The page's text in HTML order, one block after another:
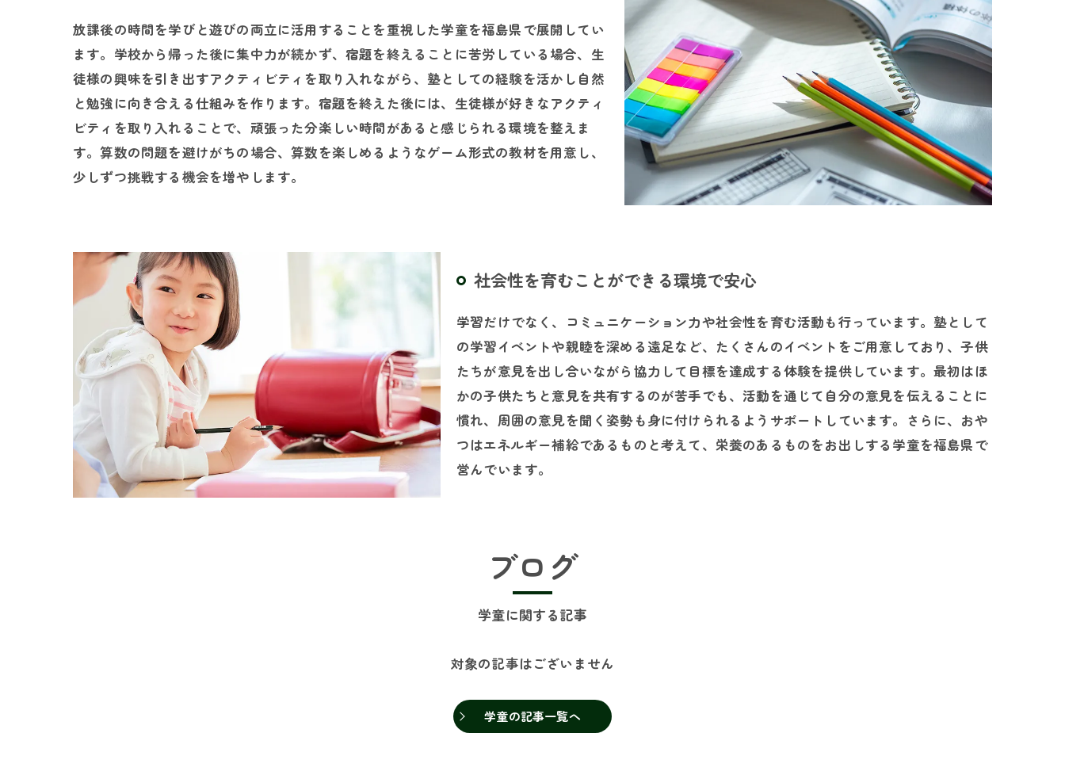
放課後の時間を学びと遊びの両立に活用することを重視した学童を福島県で展開してい
ます。学校から帰った後に集中力が続かず、宿題を終えることに苦労している場合、生
徒様の興味を引き出すアクティビティを取り入れながら、塾としての経験を活かし自然
と勉強に向き合える仕組みを作ります。宿題を終えた後には、生徒様が好きなアクティ
ビティを取り入れることで、頑張った分楽しい時間があると感じられる環境を整えま
す。算数の問題を避けがちの場合、算数を楽しめるようなゲーム形式の教材を用意し、
少しずつ挑戦する機会を増やします。
社会性を育むことができる環境で安心
学習だけでなく、コミュニケーション力や社会性を育む活動も行っています。塾として
の学習イベントや親睦を深める遠足など、たくさんのイベントをご用意しており、子供
たちが意見を出し合いながら協力して目標を達成する体験を提供しています。最初はほ
かの子供たちと意見を共有するのが苦手でも、活動を通じて自分の意見を伝えることに
慣れ、周囲の意見を聞く姿勢も身に付けられるようサポートしています。さらに、おや
つはエネルギー補給であるものと考えて、栄養のあるものをお出しする学童を福島県で
営んでいます。
ブログ
学童に関する記事
対象の記事はございません
学童の記事一覧へ